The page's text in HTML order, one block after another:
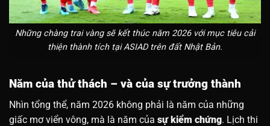
Những chàng trai vàng sẽ kết thúc năm 2026 với mục tiêu cải
thiện thành tích tại ASIAD trên đất Nhật Bản.
Năm của thử thách – và của sự trưởng thành
Nhìn tổng thể, năm 2026 không phải là năm của những
giấc mơ viển vông, mà là năm của sự kiểm chứng. Lịch thi